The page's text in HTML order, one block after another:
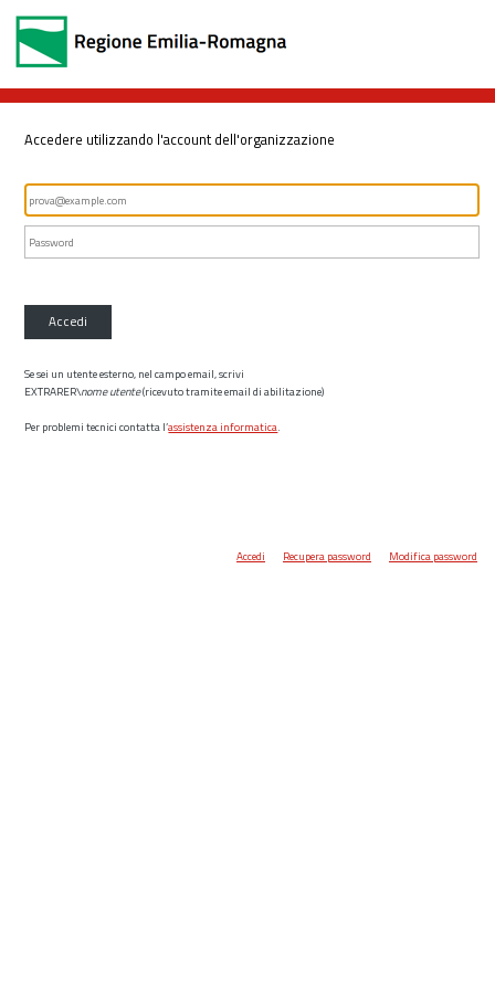
Accedere utilizzando l'account dell'organizzazione
Accedi
Se sei un utente esterno, nel campo email, scrivi
EXTRARER\nome utente(ricevuto tramite email di abilitazione)
Per problemi tecnici contatta l’assistenza informatica.
Accedi Recupera password Modifica password